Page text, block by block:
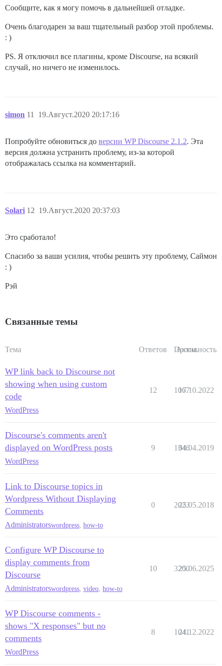
Сообщите, как я могу помочь в дальнейшей отладке.
Очень благодарен за ваш тщательный разбор этой проблемы.
: )
PS. Я отключил все плагины, кроме Discourse, на всякий
случай, но ничего не изменилось.
simon 19.Август.2020 20:17:16
11
Попробуйте обновиться до версии WP Discourse 2.1.2. Эта
версия должна устранить проблему, из-за которой
отображалась ссылка на комментарий.
Solari 19.Август.2020 20:37:03
12
Это сработало!
Спасибо за ваши усилия, чтобы решить эту проблему, Саймон
: )
Рэй
Связанные темы
Тема Ответов Просм.
Активность
WP link back to Discourse not
showing when using custom
code
WordPress
12 1067
17.10.2022
Discourse's comments aren't
displayed on WordPress posts
WordPress
9 1346
04.04.2019
Link to Discourse topics in
Wordpress Without Displaying
Comments
Administratorswordpress how-to
0 2023
25.05.2018
Configure WP Discourse to
display comments from
Discourse
Administratorswordpress video how-to
10 3200
25.06.2025
WP Discourse comments -
shows "X responses" but no
comments
WordPress
8 1041
24.12.2022